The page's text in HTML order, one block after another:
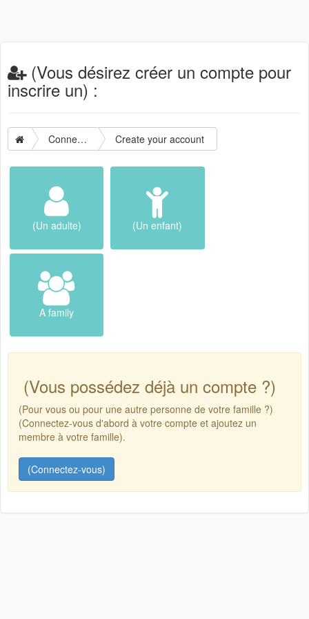
(Vous désirez créer un compte pour
inscrire un) :
Connection Create your account
(Un adulte) (Un enfant)
A family
(Vous possédez déjà un compte ?)
(Pour vous ou pour une autre personne de votre famille ?)
(Connectez-vous d'abord à votre compte et ajoutez un
membre à votre famille).
(Connectez-vous)